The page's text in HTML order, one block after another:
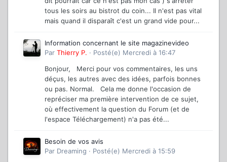
tous les soirs au bistrot du coin... Il n'est pas vital
mais quand il disparaît c'est un grand vide pour...
Information concernant le site magazinevideo
Par Thierry P. · Posté(e) Mercredi à 16:47
Bonjour, Merci pour vos commentaires, les uns
déçus, les autres avec des idées, parfois bonnes
ou pas. Normal. Cela me donne l'occasion de
repréciser ma première intervention de ce sujet,
où effectivement la question du Forum (et de
l'espace Téléchargement) n'a pas été...
Besoin de vos avis
Par Dreaming · Posté(e) Mercredi à 15:59